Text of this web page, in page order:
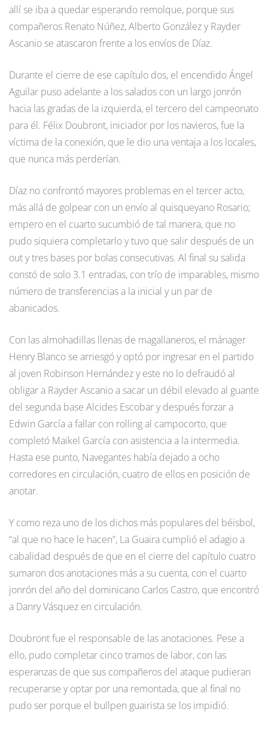
allí se iba a quedar esperando remolque, porque sus
compañeros Renato Núñez, Alberto González y Rayder
Ascanio se atascaron frente a los envíos de Díaz.
Durante el cierre de ese capítulo dos, el encendido Ángel
Aguilar puso adelante a los salados con un largo jonrón
hacia las gradas de la izquierda, el tercero del campeonato
para él. Félix Doubront, iniciador por los navieros, fue la
víctima de la conexión, que le dio una ventaja a los locales,
que nunca más perderían.
Díaz no confrontó mayores problemas en el tercer acto,
más allá de golpear con un envío al quisqueyano Rosario;
empero en el cuarto sucumbió de tal manera, que no
pudo siquiera completarlo y tuvo que salir después de un
out y tres bases por bolas consecutivas. Al final su salida
constó de solo 3.1 entradas, con trío de imparables, mismo
número de transferencias a la inicial y un par de
abanicados.
Con las almohadillas llenas de magallaneros, el mánager
Henry Blanco se arriesgó y optó por ingresar en el partido
al joven Robinson Hernández y este no lo defraudó al
obligar a Rayder Ascanio a sacar un débil elevado al guante
del segunda base Alcides Escobar y después forzar a
Edwin García a fallar con rolling al campocorto, que
completó Maikel García con asistencia a la intermedia.
Hasta ese punto, Navegantes había dejado a ocho
corredores en circulación, cuatro de ellos en posición de
anotar.
Y como reza uno de los dichos más populares del béisbol,
“al que no hace le hacen”, La Guaira cumplió el adagio a
cabalidad después de que en el cierre del capítulo cuatro
sumaron dos anotaciones más a su cuenta, con el cuarto
jonrón del año del dominicano Carlos Castro, que encontró
a Danry Vásquez en circulación.
Doubront fue el responsable de las anotaciones. Pese a
ello, pudo completar cinco tramos de labor, con las
esperanzas de que sus compañeros del ataque pudieran
recuperarse y optar por una remontada, que al final no
pudo ser porque el bullpen guairista se los impidió.